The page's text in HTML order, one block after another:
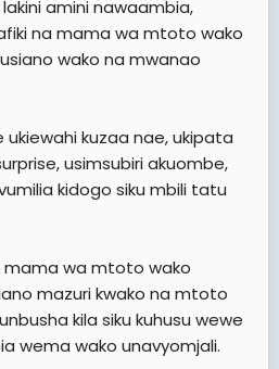
amini nawaambia,
na mama wa mtoto wako
wako na mwanao
kuzaa nae, ukipata
usimsubiri akuombe,
kidogo siku mbili tatu
mama wa mtoto wako
mazuri kwako na mtoto
kila siku kuhusu wewe
wema wako unavyomjali.